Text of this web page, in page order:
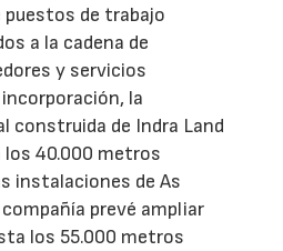
puestos de trabajo
a la cadena de
y servicios
la
construida de Indra Land
los 40.000 metros
instalaciones de As
prevé ampliar
los 55.000 metros